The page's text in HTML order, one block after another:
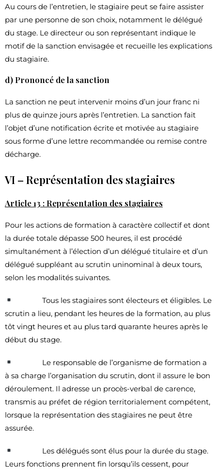
Au cours de l’entretien, le stagiaire peut se faire assister
par une personne de son choix, notamment le délégué
du stage. Le directeur ou son représentant indique le
motif de la sanction envisagée et recueille les explications
du stagiaire.
d) Prononcé de la sanction
La sanction ne peut intervenir moins d’un jour franc ni
plus de quinze jours après l’entretien. La sanction fait
l’objet d’une notification écrite et motivée au stagiaire
sous forme d’une lettre recommandée ou remise contre
décharge.
VI – Représentation des stagiaires
Article 13 : Représentation des stagiaires
Pour les actions de formation à caractère collectif et dont
la durée totale dépasse 500 heures, il est procédé
simultanément à l’élection d’un délégué titulaire et d’un
délégué suppléant au scrutin uninominal à deux tours,
selon les modalités suivantes.
Tous les stagiaires sont électeurs et éligibles. Le
scrutin a lieu, pendant les heures de la formation, au plus
tôt vingt heures et au plus tard quarante heures après le
début du stage.
Le responsable de l’organisme de formation a
à sa charge l’organisation du scrutin, dont il assure le bon
déroulement. Il adresse un procès-verbal de carence,
transmis au préfet de région territorialement compétent,
lorsque la représentation des stagiaires ne peut être
assurée.
Les délégués sont élus pour la durée du stage.
Leurs fonctions prennent fin lorsqu’ils cessent, pour